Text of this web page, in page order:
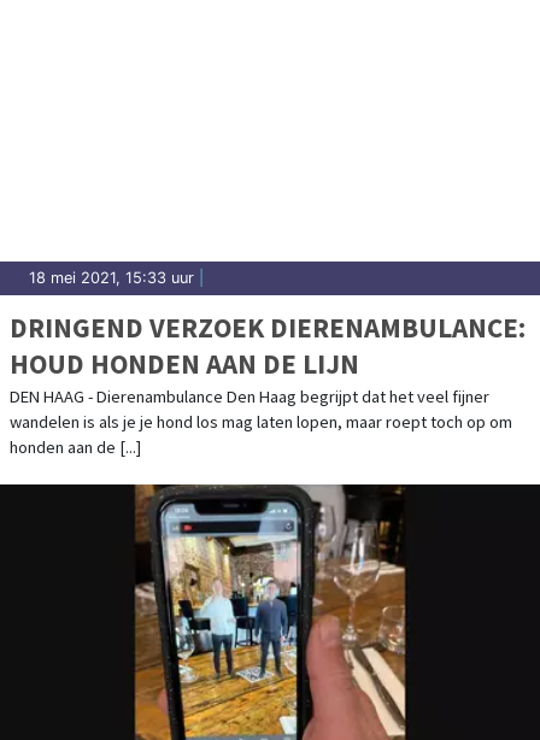
18 mei 2021, 15:33 uur
DRINGEND VERZOEK DIERENAMBULANCE:
HOUD HONDEN AAN DE LIJN
DEN HAAG - Dierenambulance Den Haag begrijpt dat het veel fijner
wandelen is als je je hond los mag laten lopen, maar roept toch op om
honden aan de [...]